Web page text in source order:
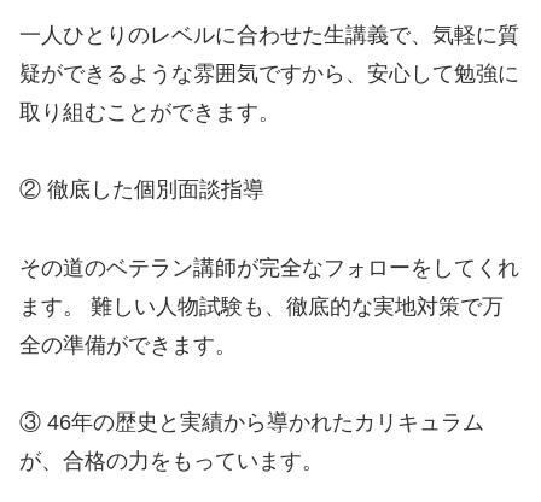
一人ひとりのレベルに合わせた生講義で、気軽に質
疑ができるような雰囲気ですから、安心して勉強に
取り組むことができます。
② 徹底した個別面談指導
その道のベテラン講師が完全なフォローをしてくれ
ます。 難しい人物試験も、徹底的な実地対策で万
全の準備ができます。
③ 46年の歴史と実績から導かれたカリキュラム
が、合格の力をもっています。